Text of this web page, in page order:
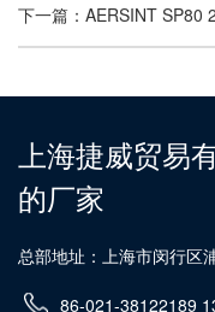
下一篇： AERSINT SP80
上海捷威贸易
的厂家
总部地址：上海市闵行区
86-021-38122189